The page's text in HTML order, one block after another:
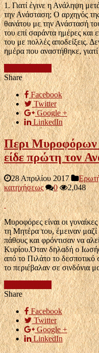
1. Γιατί έγινε η Ανάληψη
την Ανάσταση; Ο αρχηγός
θανάτου με την Ανάστασή
του επί σαράντα ημέρες και
του με πολλές αποδείξεις.
ημέρα που αναστήθηκε,
Share
Facebook
Twitter
Google +
LinkedIn
Περι Μυροφόρων
είδε πρώτη τον
28 Απριλίου 2017
κατηχήσεως
0 2,048
Μυροφόρες είναι οι
τη Μητέρα του, έμειναν
πάθους και φρόντισαν να
Κυρίου.Όταν δηλαδή ο
από το Πιλάτο το
το περιέβαλαν σε σινδόνια
Share
Facebook
Twitter
Google +
LinkedIn